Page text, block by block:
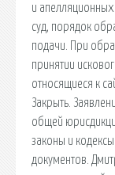
и
суд, порядок
подачи. При
принятии
относящиеся к
Закрыть.
общей
законы и
документов.